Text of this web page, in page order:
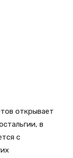
открывает
в
с